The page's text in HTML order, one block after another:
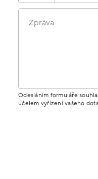
Zpráva
Odesláním formuláře
účelem vyřízení vašeho